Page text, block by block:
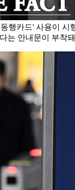
행카드' 사용이 시
는 안내문이 부착